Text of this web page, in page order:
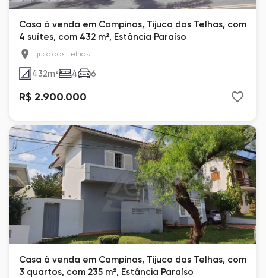
Casa à venda em Campinas, Tijuco das Telhas, com
4 suítes, com 432 m², Estância Paraíso
Tijuco das Telhas
432m² 4 6
R$ 2.900.000
Casa à venda em Campinas, Tijuco das Telhas, com
3 quartos, com 235 m², Estância Paraíso